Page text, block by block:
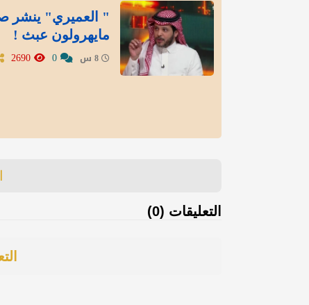
" العميري" ينشر
مايهرولون عبث !
التعليقات (0)